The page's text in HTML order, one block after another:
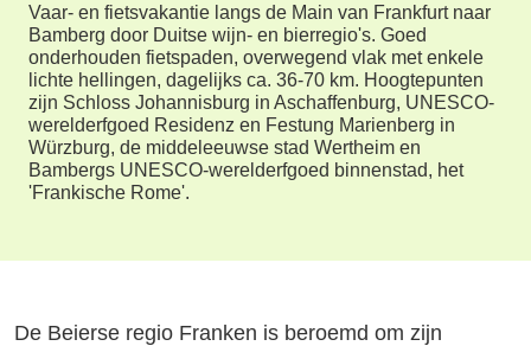
Vaar- en fietsvakantie langs de Main van Frankfurt naar
Bamberg door Duitse wijn- en bierregio's. Goed
onderhouden fietspaden, overwegend vlak met enkele
lichte hellingen, dagelijks ca. 36-70 km. Hoogtepunten
zijn Schloss Johannisburg in Aschaffenburg, UNESCO-
werelderfgoed Residenz en Festung Marienberg in
Würzburg, de middeleeuwse stad Wertheim en
Bambergs UNESCO-werelderfgoed binnenstad, het
'Frankische Rome'.
De Beierse regio Franken is beroemd om zijn